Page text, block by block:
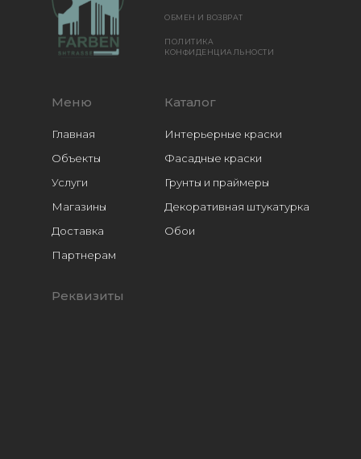
Каталог
Интерьерные краски
Фасадные краски
Грунты и праймеры
Декоративная штукатурка
Обои
Расходники
Меню
Главная
Объекты
Услуги
Магазины
Доставка
Реквизиты
ОБМЕН И ВОЗВРАТ
ПОЛИТИКА
КОНФИДЕНЦИАЛЬНОСТИ
Партнерам